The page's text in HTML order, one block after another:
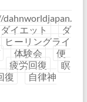
ダイエット
ダ
ヒーリングライ
体験会
便
疲労回復
瞑
復
自律神